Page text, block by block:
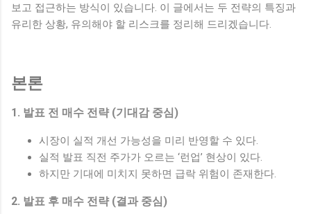
보고 접근하는 방식이 있습니다. 이 글에서는 두 전략의 특징과
유리한 상황, 유의해야 할 리스크를 정리해 드리겠습니다.
본론
1. 발표 전 매수 전략 (기대감 중심)
시장이 실적 개선 가능성을 미리 반영할 수 있다.
실적 발표 직전 주가가 오르는 ‘런업’ 현상이 있다.
하지만 기대에 미치지 못하면 급락 위험이 존재한다.
2. 발표 후 매수 전략 (결과 중심)